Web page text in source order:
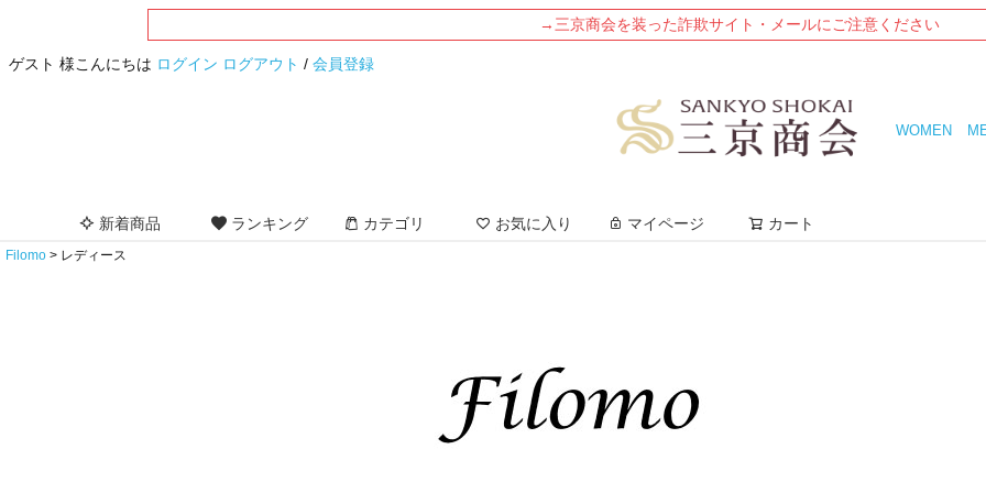
→三京商会を装った詐欺サイト・メールにご注意ください
ゲスト 様こんにちは ログイン ログアウト / 会員登録
WOMEN
新着商品 ランキング カテゴリ お気に入り マイページ カート
Filomo レディース